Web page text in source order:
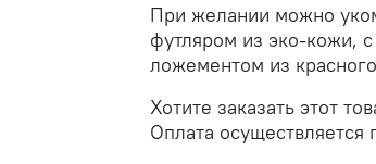
При желании можно
футляром из эко-кожи,
ложементом из
Хотите заказать этот
Оплата осуществляется